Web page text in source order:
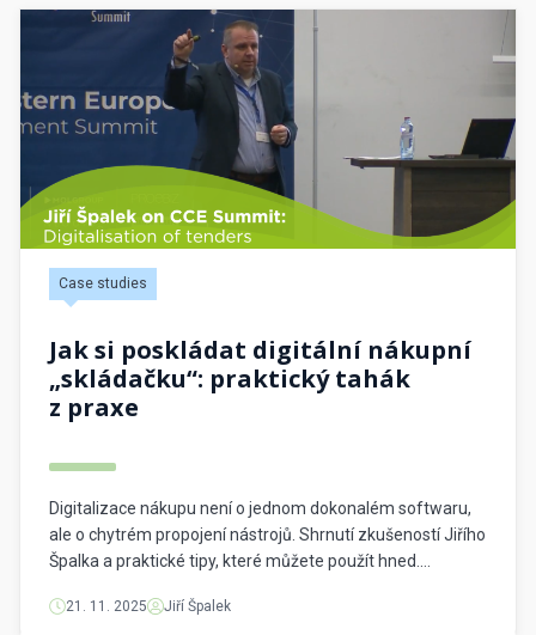
Veřejné zakázky představují významný nástroj pro
podporu udržitelnosti, umožňující veřejným zadavatelům
vyvíjet přímý vliv […]
Case studies
Jak si poskládat digitální nákupní
„skládačku“: praktický tahák
z praxe
Digitalizace nákupu není o jednom dokonalém softwaru,
ale o chytrém propojení nástrojů. Shrnutí zkušeností Jiřího
Špalka a praktické tipy, které můžete použít hned.
softwaru.Je to o prostředí nástrojů, které spolu mluví,
21. 11. 2025 Jiří Špalek